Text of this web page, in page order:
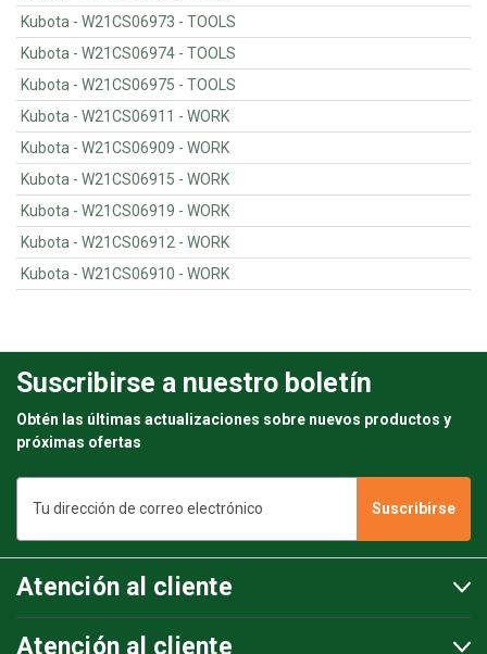
Kubota - W21CS06973 - TOOLS
Kubota - W21CS06974 - TOOLS
Kubota - W21CS06975 - TOOLS
Kubota - W21CS06911 - WORK
Kubota - W21CS06909 - WORK
Kubota - W21CS06915 - WORK
Kubota - W21CS06919 - WORK
Kubota - W21CS06912 - WORK
Kubota - W21CS06910 - WORK
Suscribirse a nuestro boletín
Obtén las últimas actualizaciones sobre nuevos productos y
próximas ofertas
electrónico
Atención al cliente
Atención al cliente